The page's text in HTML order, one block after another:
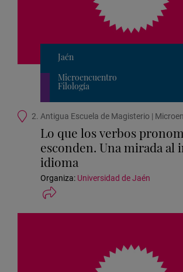
Jaén
Microencuentro
Filología
Ubicación
actividad
2. Antigua Escuela de Magisterio |
Lo que los verbos
esconden. Una mirada al
idioma
Organiza: Universidad de Jaén